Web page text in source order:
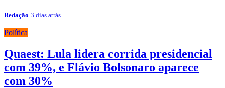
Redação 3 dias atrás
Política
Quaest: Lula lidera corrida presidencial
com 39%, e Flávio Bolsonaro aparece
com 30%